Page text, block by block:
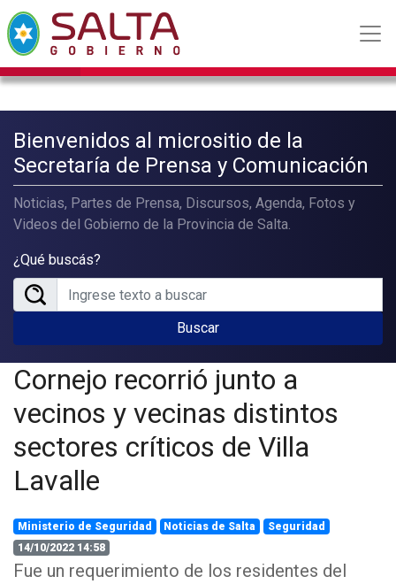
Bienvenidos al micrositio de la
Secretaría de Prensa y Comunicación
Noticias, Partes de Prensa, Discursos, Agenda, Fotos y
Videos del Gobierno de la Provincia de Salta.
¿Qué buscás?
Buscar
Cornejo recorrió junto a
vecinos y vecinas distintos
sectores críticos de Villa
Lavalle
Ministerio de Seguridad Noticias de Salta
Seguridad
14/10/2022 14:58
Fue un requerimiento de los residentes del